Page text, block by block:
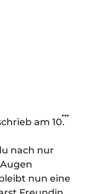
am 10.
nach nur
nun eine
…